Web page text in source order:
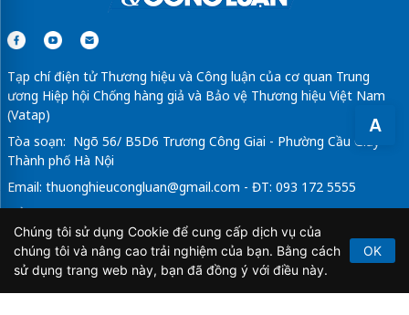
A
Tạp chí điện tử Thương hiệu và Công luận của cơ quan Trung
ương Hiệp hội Chống hàng giả và Bảo vệ Thương hiệu Việt Nam
(Vatap)
Tòa soạn: Ngõ 56/ B5D6 Trương Công Giai - Phường Cầu Giấy -
Thành phố Hà Nội
Email: thuonghieucongluan@gmail.com - ĐT: 093 172 5555
Tổng Biên Tập: Vũ Đức Thuận
Giấy phép hoạt động báo chí điện tử số 64/GP-BTTTT do Bộ
Thông tin và Truyền thông cấp ngày 21/2/2020.
Chúng tôi sử dụng Cookie để cung cấp dịch vụ của
chúng tôi và nâng cao trải nghiệm của bạn. Bằng cách
sử dụng trang web này, bạn đã đồng ý với điều này.
OK